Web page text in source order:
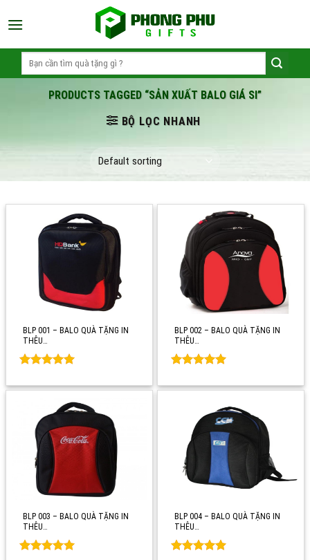
to
for:
PRODUCTS TAGGED “SẢN XUẤT BALO GIÁ SI”
BỘ LỌC NHANH
BLP 001 – BALO QUÀ TẶNG IN
THÊU…
out of 5
BLP 002 – BALO QUÀ TẶNG IN
THÊU…
out of 5
BLP 003 – BALO QUÀ TẶNG IN
THÊU…
BLP 004 – BALO QUÀ TẶNG IN
THÊU…